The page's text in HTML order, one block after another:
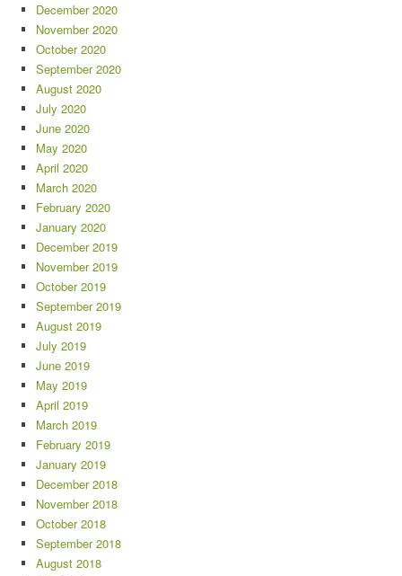
December 2020
November 2020
October 2020
September 2020
August 2020
July 2020
June 2020
May 2020
April 2020
March 2020
February 2020
January 2020
December 2019
November 2019
October 2019
September 2019
August 2019
July 2019
June 2019
May 2019
April 2019
March 2019
February 2019
January 2019
December 2018
November 2018
October 2018
September 2018
August 2018